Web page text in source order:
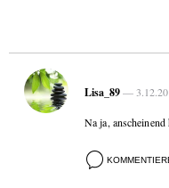
Lisa_89—
Na ja,